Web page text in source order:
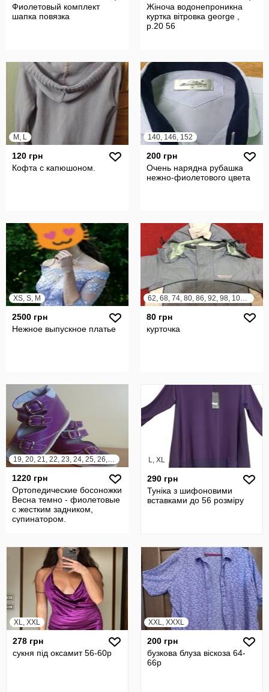
Фиолетовый комплект
шапка повязка
Жіноча водонепроникна
куртка вітровка george ,
р.20 56
M, L
120 грн
Кофта с капюшоном.
140, 146, 152
200 грн
Очень нарядна рубашка
нежно-фиолетового цвета
XS, S, M
2500 грн
Нежное выпускное платье
62, 68, 74, 80, 86, 92, 98, 104, 110
80 грн
курточка
19, 20, 21, 22, 23, 24, 25, 26, 27, 28, 29, 30, 31, 32, 33, 34, 35, 36
1220 грн
Ортопедические босоножки
Весна темно - фиолетовые
с жестким задником,
супинатором.
L, XL
290 грн
Туніка з шифоновими
вставками до 56 розміру
XL, XXL
278 грн
сукня під оксамит 56-60р
XXL, XXXL
200 грн
бузкова блуза віскоза 64-
66р